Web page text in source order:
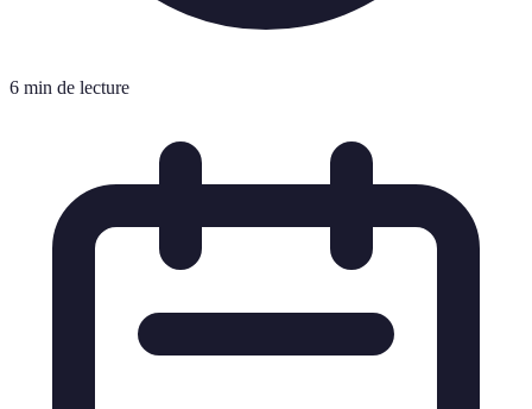
6 min de lecture